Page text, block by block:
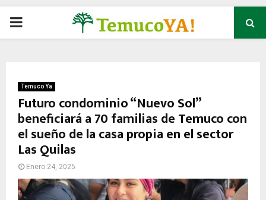
P
M
A
R
Temuco Ya
Futuro condominio “Nuevo Sol”
beneficiará a 70 familias de Temuco con
el sueño de la casa propia en el sector
Las Quilas
Enero 24, 2025